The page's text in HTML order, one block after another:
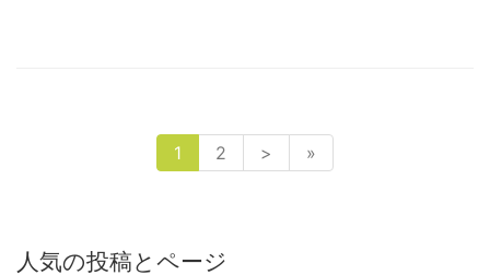
1 2 > »
人気の投稿とページ